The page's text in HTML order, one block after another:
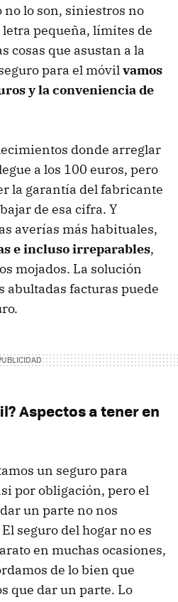
lo son, siniestros no
pequeña, límites de
cosas que asustan a la
para el móvilvamos
y la conveniencia de
donde arreglar
a los 100 euros, pero
la garantía del fabricante
de esa cifra. Y
averías más habituales,
e incluso irreparables,
mojados. La solución
abultadas facturas puede
Aspectos a tener en
un seguro para
por obligación, pero el
un parte no nos
seguro del hogar no es
en muchas ocasiones,
de lo bien que
que dar un parte. Lo